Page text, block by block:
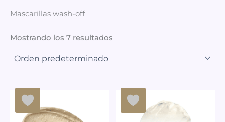
Mascarillas wash-off
Mostrando los 7 resultados